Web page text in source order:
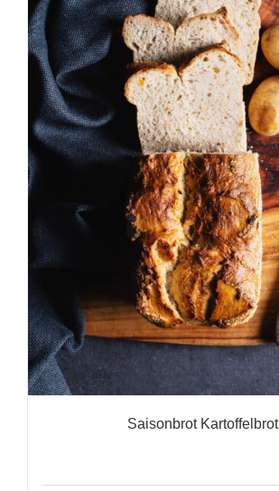
Saisonbrot Kartoffelbrot